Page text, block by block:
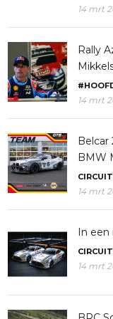
14 mrt
Rally
14 mrt
Belcar
BMW
CIRCUIT
14 mrt
In een
CIRCUIT
14 mrt